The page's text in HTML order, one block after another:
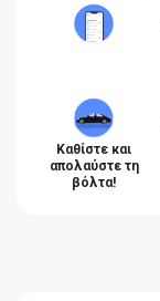
Καθίστε και
απολαύστε τη
βόλτα!